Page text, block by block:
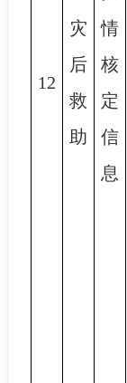
12
灾
后
救
助
情
核
定
信
息